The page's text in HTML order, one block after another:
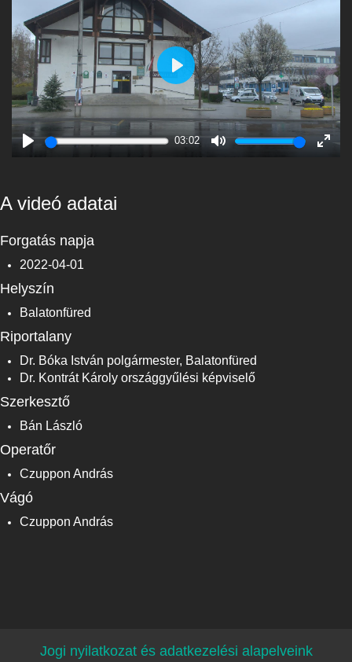
Play
03:02
Play
A videó adatai
Forgatás napja
2022-04-01
Helyszín
Balatonfüred
Riportalany
Dr. Bóka István polgármester, Balatonfüred
Dr. Kontrát Károly országgyűlési képviselő
Szerkesztő
Bán László
Operatőr
Czuppon András
Vágó
Czuppon András
Jogi nyilatkozat és adatkezelési alapelveink